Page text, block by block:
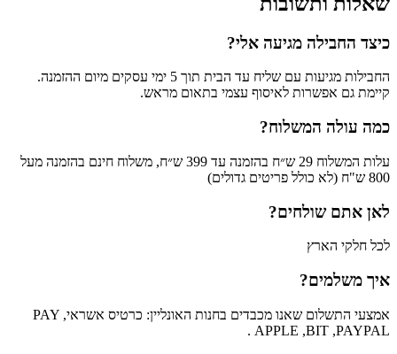
כיצד החבילה מגיעה אלי?
החבילות מגיעות עם שליח עד הבית תוך 5 ימי עסקים מיום ההזמנה.
קיימת גם אפשרות לאיסוף עצמי בתאום מראש.
כמה עולה המשלוח?
עלות המשלוח 29 ש״ח בהזמנה עד 399 ש״ח, משלוח חינם בהזמנה מעל
800 ש"ח (לא כולל פריטים גדולים)
לאן אתם שולחים?
לכל חלקי הארץ
איך משלמים?
אמצעי התשלום שאנו מכבדים בחנות האונליין: כרטיס אשראי, PAY
APPLE ,BIT ,PAYPAL .